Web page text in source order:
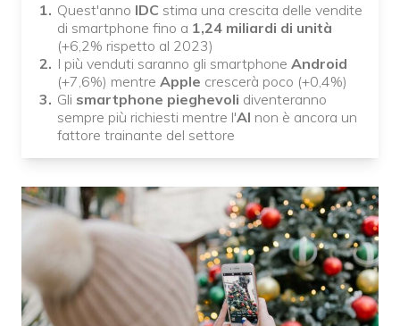
Quest'anno IDC stima una crescita delle vendite
di smartphone fino a 1,24 miliardi di unità
(+6,2% rispetto al 2023)
I più venduti saranno gli smartphone Android
(+7,6%) mentre Apple crescerà poco (+0,4%)
Gli smartphone pieghevoli diventeranno
sempre più richiesti mentre l'AI non è ancora un
fattore trainante del settore